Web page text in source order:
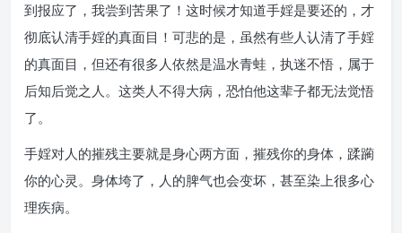
到报应了，我尝到苦果了！这时候才知道手婬是要还的，才
彻底认清手婬的真面目！可悲的是，虽然有些人认清了手婬
的真面目，但还有很多人依然是温水青蛙，执迷不悟，属于
后知后觉之人。这类人不得大病，恐怕他这辈子都无法觉悟
了。
手婬对人的摧残主要就是身心两方面，摧残你的身体，蹂躏
你的心灵。身体垮了，人的脾气也会变坏，甚至染上很多心
理疾病。